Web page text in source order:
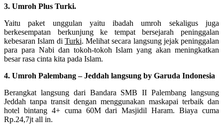
3. Umroh Plus Turki.
Yaitu paket unggulan yaitu ibadah umroh sekaligus juga
berkesempatan berkunjung ke tempat bersejarah peninggalan
kebesaran Islam di Turki. Melihat secara langsung jejak peninggalan
para para Nabi dan tokoh-tokoh Islam yang akan meningkatkan
besar rasa cinta kita pada Islam.
4. Umroh Palembang – Jeddah langsung by Garuda Indonesia
Berangkat langsung dari Bandara SMB II Palembang langsung
Jeddah tanpa transit dengan menggunakan maskapai terbaik dan
hotel bintang 4+ cuma 60M dari Masjidil Haram. Biaya cuma
Rp.24,7jt all in.